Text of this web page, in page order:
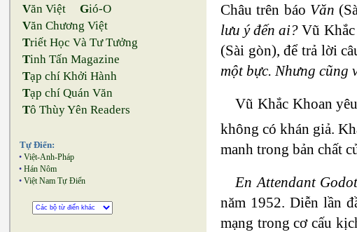
Văn Việt Gió-O
Văn Chương Việt
Triết Học Và Tư Tưởng
Tinh Tấn Magazine
Tạp chí Khởi Hành
Tạp chí Quán Văn
Tô Thùy Yên Readers
Tự Điển:
• Việt-Anh-Pháp
• Hán Nôm
• Việt Nam Tự Điển
Châu trên báo Văn
lưu ý đến ai? Vũ
(Sài gòn), để trả lời
một bực. Nhưng cũng
Vũ Khắc Khoan
không có khán giả.
manh trong bản chất
En Attendant
năm 1952. Diễn lần
mạng trong cơ cấu